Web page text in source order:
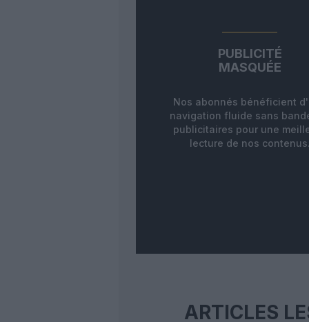
PUBLICITÉ
MASQUÉE
Nos abonnés bénéficient
navigation fluide sans
publicitaires pour une
lecture de nos contenus.
ARTICLES